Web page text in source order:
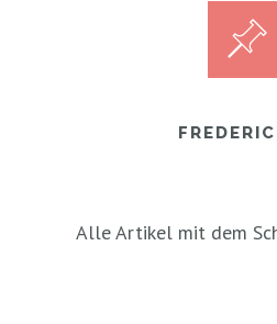
Alle Artikel mit dem